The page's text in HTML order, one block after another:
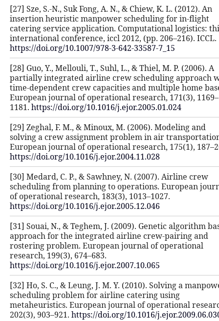
[27] Sze, S.-N., Suk Fong, A. N., &
insertion heuristic manpower
catering service application.
international conference, iccl 2012,
https://doi.org/10.1007/978-3-642-
[28] Guo, Y., Mellouli, T., Suhl, L., &
partially integrated airline crew
time-dependent crew capacities
European journal of operational
1181.https://doi.org/10.1016/
[29] Zeghal, F. M., & Minoux, M.
solving a crew assignment
European journal of operational
https://doi.org/10.1016/
[30] Medard, C. P., & Sawhney, N.
scheduling from planning to
of operational research, 183(3),
https://doi.org/10.1016/
[31] Souai, N., & Teghem, J. (2009).
approach for the integrated airline
rostering problem. European
research, 199(3), 674–683.
https://doi.org/10.1016/
[32] Ho, S. C., & Leung, J. M. Y.
scheduling problem for airline
metaheuristics. European journal
202(3), 903–921.https://doi.org/